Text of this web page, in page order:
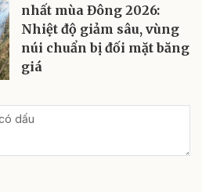
nhất mùa Đông 2026:
Nhiệt độ giảm sâu, vùng
núi chuẩn bị đối mặt băng
giá